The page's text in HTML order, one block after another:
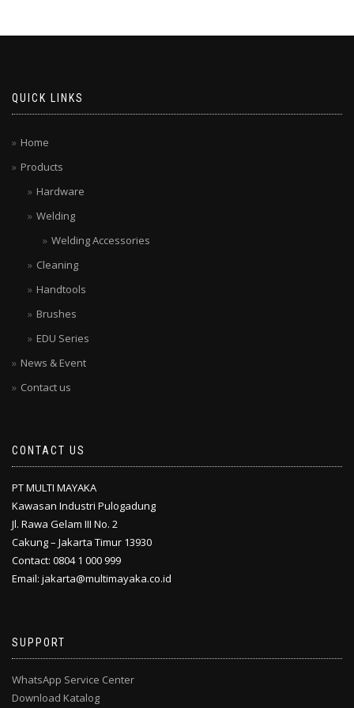
QUICK LINKS
Home
Products
Hardware
Welding
Welding Accessories
Cleaning
Handtools
Brushes
EDU Series
News & Event
Contact us
CONTACT US
PT MULTI MAYAKA
Kawasan Industri Pulogadung
Jl. Rawa Gelam III No. 2
Cakung – Jakarta Timur 13930
Contact: 0804 1 000 999
Email: jakarta@multimayaka.co.id
SUPPORT
WhatsApp Service Center
Download Katalog